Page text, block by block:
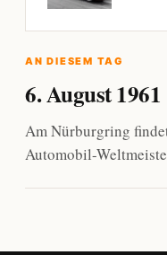
AN DIESEM TAG
6. August 1961
Am Nürburgring
Automobil-